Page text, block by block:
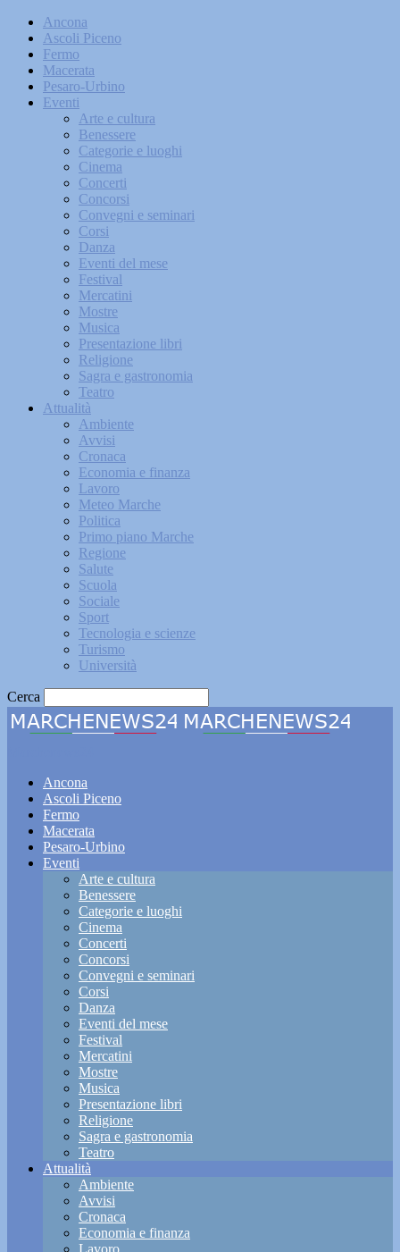
Ancona
Ascoli Piceno
Fermo
Macerata
Pesaro-Urbino
Eventi
Arte e cultura
Benessere
Categorie e luoghi
Cinema
Concerti
Concorsi
Convegni e seminari
Corsi
Danza
Eventi del mese
Festival
Mercatini
Mostre
Musica
Presentazione libri
Religione
Sagra e gastronomia
Teatro
Attualità
Ambiente
Avvisi
Cronaca
Economia e finanza
Lavoro
Meteo Marche
Politica
Primo piano Marche
Regione
Salute
Scuola
Sociale
Sport
Tecnologia e scienze
Turismo
Università
Cerca
Ancona
Ascoli Piceno
Fermo
Macerata
Pesaro-Urbino
Eventi
Arte e cultura
Benessere
Categorie e luoghi
Cinema
Concerti
Concorsi
Convegni e seminari
Corsi
Danza
Eventi del mese
Festival
Mercatini
Mostre
Musica
Presentazione libri
Religione
Sagra e gastronomia
Teatro
Attualità
Ambiente
Avvisi
Cronaca
Economia e finanza
Lavoro